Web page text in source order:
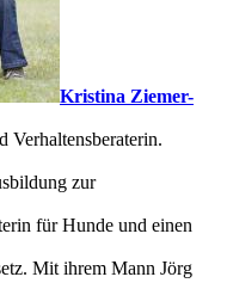
Kristina Ziemer-
Verhaltensberaterin.
zur
für Hunde und einen
Mit ihrem Mann Jörg